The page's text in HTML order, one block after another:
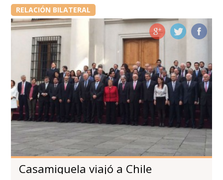
RELACIÓN BILATERAL
Casamiquela viajó a Chile